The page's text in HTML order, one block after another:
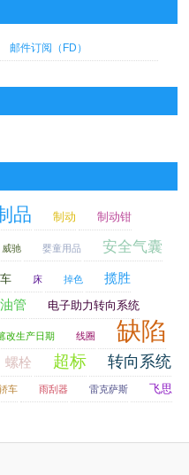
邮件订阅（FD）
品 制动 制动钳
威驰 婴童用品 安全气囊
床 掉色 揽胜
油管 电子助力转向系统
改生产日期 线圈 缺陷
螺栓 超标 转向系统
车 雨刮器 雷克萨斯
飞思